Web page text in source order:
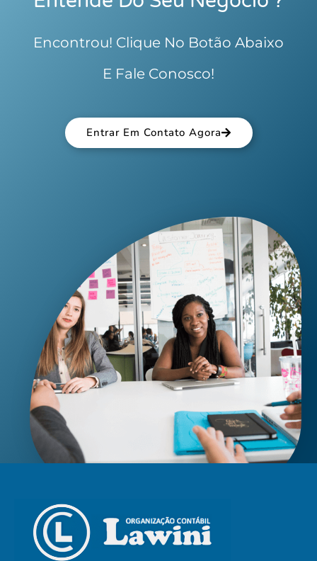
Encontrou! Clique No Botão Abaixo
E Fale Conosco!
Entrar Em Contato Agora